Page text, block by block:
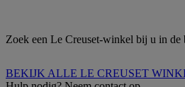
Zoek een Le Creuset-winkel bij u in de
BEKIJK ALLE LE CREUSET